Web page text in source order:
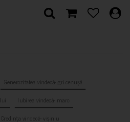
Generozitatea vindecă- gri cenușă
Iubirea vindecă- maro
Credința vindecă- vișiniu